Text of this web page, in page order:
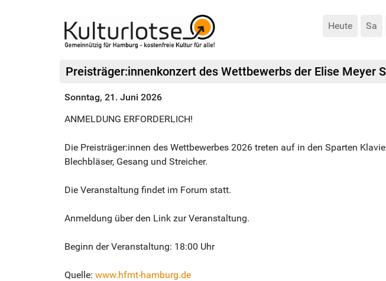
Heute Sa
Preisträger:innenkonzert des Wettbewerbs der Elise Meyer
Sonntag, 21. Juni 2026
ANMELDUNG ERFORDERLICH!
Die Preisträger:innen des Wettbewerbes 2026 treten auf in den Sparten
Blechbläser, Gesang und Streicher.
Die Veranstaltung findet im Forum statt.
Anmeldung über den Link zur Veranstaltung.
Beginn der Veranstaltung: 18:00 Uhr
Quelle: www.hfmt-hamburg.de